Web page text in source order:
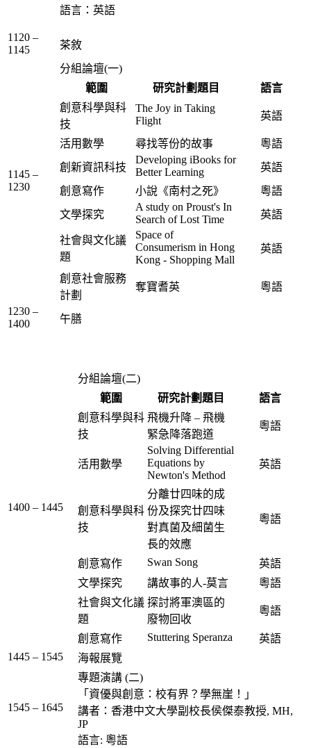
語言：英語
1120 –
1145
茶敘
1145 –
1230
分組論壇(一)
範圍
研究計劃題目
語言
創意科學與科
技
The Joy in Taking
Flight
英語
活用數學 尋找等份的故事
粵語
創新資訊科技
Developing iBooks for
Better Learning
英語
創意寫作
小說《南村之死》
粵語
文學探究
A study on Proust's In
Search of Lost Time
英語
社會與文化議
題
Space of
Consumerism in Hong
Kong - Shopping Mall
英語
創意社會服務
計劃
奪寶耆英 粵語
1230 –
1400
午膳
1400 – 1445
分組論壇(二)
範圍
研究計劃題目
語言
創意科學與科
技
飛機升降 – 飛機
緊急降落跑道
粵語
活用數學
Solving Differential
Equations by
Newton's Method
英語
創意科學與科
技
分離廿四味的成
份及探究廿四味
對真菌及細菌生
長的效應
粵語
創意寫作 Swan Song
英語
文學探究
講故事的人-莫言
粵語
社會與文化議
題
探討將軍澳區的
廢物回收
粵語
創意寫作 Stuttering Speranza
英語
1445 – 1545
海報展覽
1545 – 1645
專題演講 (二)
「資優與創意：校有界？學無崖！」
講者：香港中文大學副校長侯傑泰教授, MH,
JP
語言: 粵語